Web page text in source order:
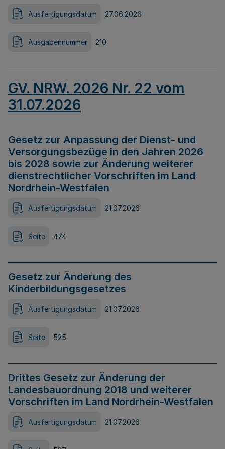
Ausfertigungsdatum 27.06.2026
Ausgabennummer 210
GV. NRW. 2026 Nr. 22 vom
31.07.2026
Gesetz zur Anpassung der Dienst- und
Versorgungsbezüge in den Jahren 2026
bis 2028 sowie zur Änderung weiterer
dienstrechtlicher Vorschriften im Land
Nordrhein-Westfalen
Ausfertigungsdatum 21.07.2026
Seite 474
Gesetz zur Änderung des
Kinderbildungsgesetzes
Ausfertigungsdatum 21.07.2026
Seite 525
Drittes Gesetz zur Änderung der
Landesbauordnung 2018 und weiterer
Vorschriften im Land Nordrhein-Westfalen
Ausfertigungsdatum 21.07.2026